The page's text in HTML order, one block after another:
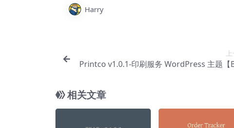
Harry
Printco v1.0.1-印刷服务 WordPress 主题【
相关文章